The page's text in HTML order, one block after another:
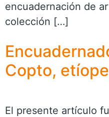
encuadernación de
colección […]
Copto,
El presente artículo